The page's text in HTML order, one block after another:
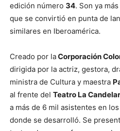
edición número 34. Son ya
que se convirtió en punta de
similares en Iberoamérica.
Creado por laCorporación
dirigida por la actriz, gestora,
ministra de Cultura y maestra
al frente del Teatro La
a más de 6 mil asistentes en
donde se desarrolló. Se